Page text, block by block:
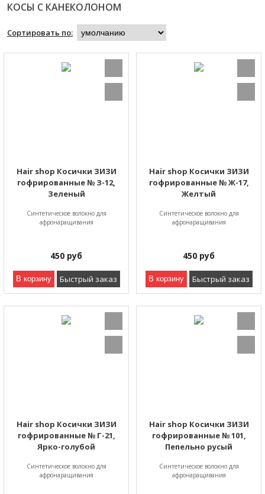
КОСЫ С КАНЕКОЛОНОМ
Сортировать по:
Hair shop Косички ЗИЗИ
гофрированные № З-12,
Зеленый
Синтетическое волокно для
афронаращивания
450 руб
В корзину Быстрый заказ
Hair shop Косички ЗИЗИ
гофрированные № Ж-17,
Желтый
Синтетическое волокно для
афронаращивания
450 руб
В корзину Быстрый заказ
Hair shop Косички ЗИЗИ
гофрированные № Г-21,
Ярко-голубой
Синтетическое волокно для
афронаращивания
Hair shop Косички ЗИЗИ
гофрированные № 101,
Пепельно русый
Синтетическое волокно для
афронаращивания